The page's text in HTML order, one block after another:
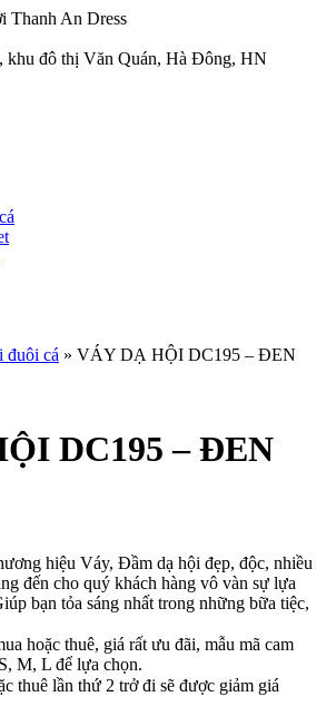
Thanh An Dress
khu đô thị Văn Quán, Hà Đông, HN
đuôi cá » VÁY DẠ HỘI DC195 – ĐEN
DC195 – ĐEN
hiệu Váy, Đầm dạ hội đẹp, độc, nhiều
đến cho quý khách hàng vô vàn sự lựa
bạn tỏa sáng nhất trong những bữa tiệc,
hoặc thuê, giá rất ưu đãi, mẫu mã cam
M, L để lựa chọn.
thuê lần thứ 2 trở đi sẽ được giảm giá